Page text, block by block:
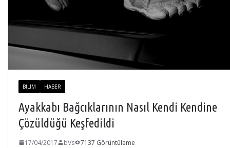
BILIM HABER
Ayakkabı Bağcıklarının Nasıl Kendi Kendine
Çözüldüğü Keşfedildi
17/04/2017 bVs
7137 Görüntüleme